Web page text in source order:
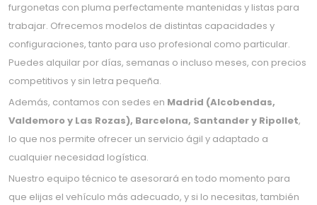
furgonetas con pluma perfectamente mantenidas y listas para
trabajar. Ofrecemos modelos de distintas capacidades y
configuraciones, tanto para uso profesional como particular.
Puedes alquilar por días, semanas o incluso meses, con precios
competitivos y sin letra pequeña.
Además, contamos con sedes en Madrid (Alcobendas,
Valdemoro y Las Rozas), Barcelona, Santander y Ripollet,
lo que nos permite ofrecer un servicio ágil y adaptado a
cualquier necesidad logística.
Nuestro equipo técnico te asesorará en todo momento para
que elijas el vehículo más adecuado, y si lo necesitas, también